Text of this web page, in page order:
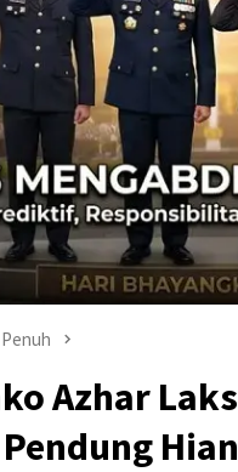
Azhar